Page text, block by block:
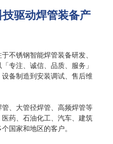
驱动焊管装备产
不锈钢智能焊管装备研发、
专注、诚信、品质、服务」
备制造到安装调试、售后维
、大管径焊管、高频焊管等
药、石油化工、汽车、建筑
国家和地区的客户。